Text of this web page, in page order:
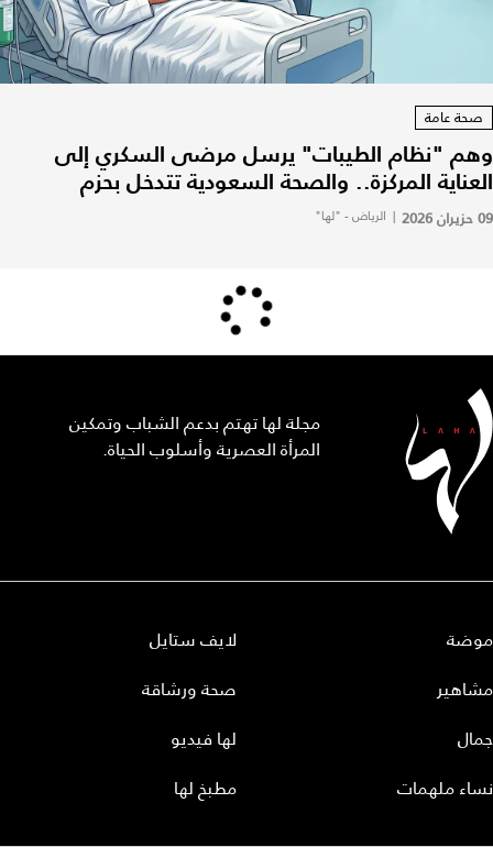
صحة عامة
وهم "نظام الطيبات" يرسل مرضى السكري إلى
العناية المركزة.. والصحة السعودية تتدخل بحزم
09 حزيران 2026 | الرياض - "لها"
مجلة لها تهتم بدعم الشباب وتمكين
المرأة العصرية وأسلوب الحياة.
موضة
مشاهير
جمال
نساء ملهمات
لايف ستايل
صحة ورشاقة
لها فيديو
مطبخ لها